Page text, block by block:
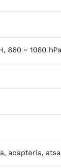
860 ~ 1060 hPa
adapteris,